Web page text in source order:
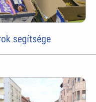
segítsége